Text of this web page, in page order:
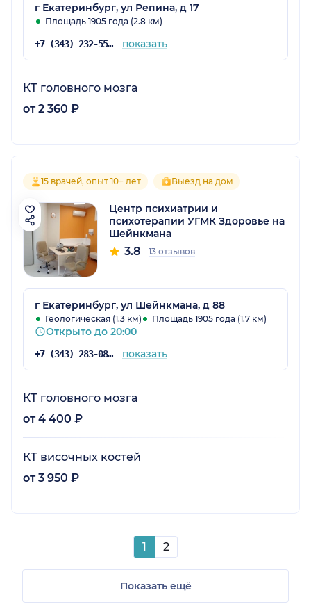
г Екатеринбург, ул Репина, д 17
Площадь 1905 года (2.8 км)
+7 (343) 232-55-12 показать
КТ головного мозга
от 2 360 ₽
15 врачей, опыт 10+ лет Выезд на дом
Центр психиатрии и
психотерапии УГМК Здоровье на
Шейнкмана
3.8 13 отзывов
г Екатеринбург, ул Шейнкмана, д 88
Геологическая (1.3 км) Площадь 1905 года (1.7 км)
Открыто до 20:00
+7 (343) 283-08-08 показать
КТ головного мозга
от 4 400 ₽
КТ височных костей
от 3 950 ₽
1 2
Показать ещё